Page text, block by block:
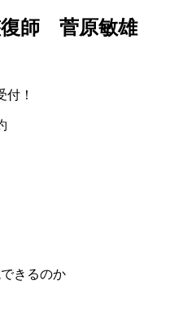
師 菅原敏雄
！
きるのか